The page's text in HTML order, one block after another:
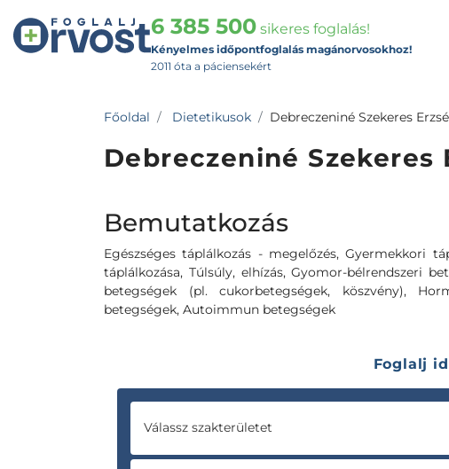
6 385 500 sikeres foglalás!
Kényelmes időpontfoglalás magánorvosokhoz!
2011 óta a páciensekért
Főoldal Dietetikusok Debreczeniné Szekeres
Debreczeniné Szekeres
Bemutatkozás
Egészséges táplálkozás - megelőzés, Gyermekkori
táplálkozása, Túlsúly, elhízás, Gyomor-bélrendszeri
betegségek (pl. cukorbetegségek, köszvény),
betegségek, Autoimmun betegségek
Foglalj
Válassz szakterületet